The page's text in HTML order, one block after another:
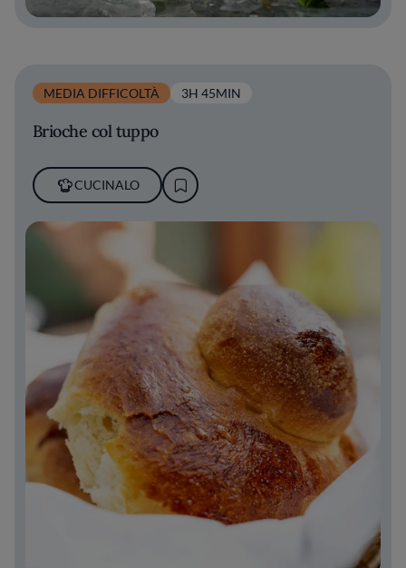
MEDIA DIFFICOLTÀ 3H 45MIN
Brioche col tuppo
CUCINALO